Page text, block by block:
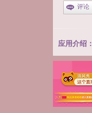
评论
应用介绍：